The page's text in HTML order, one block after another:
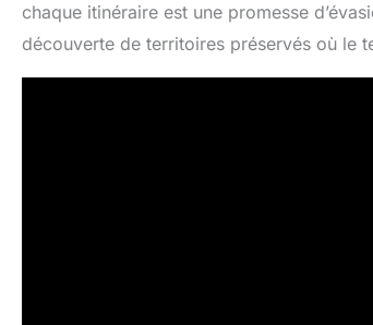
chaque itinéraire est une promesse
découverte de territoires préservés où le